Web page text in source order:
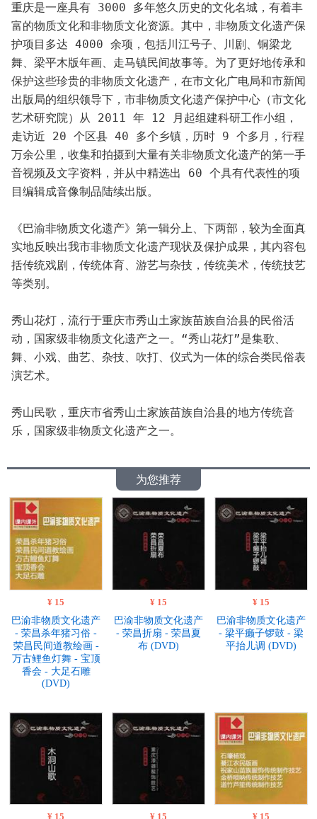
重庆是一座具有 3000 多年悠久历史的文化名城，有着丰
富的物质文化和非物质文化资源。其中，非物质文化遗产保
护项目多达 4000 余项，包括川江号子、川剧、铜梁龙
舞、梁平木版年画、走马镇民间故事等。为了更好地传承和
保护这些珍贵的非物质文化遗产，在市文化广电局和市新闻
出版局的组织领导下，市非物质文化遗产保护中心（市文化
艺术研究院）从 2011 年 12 月起组建科研工作小组，
走访近 20 个区县 40 多个乡镇，历时 9 个多月，行程
万余公里，收集和拍摄到大量有关非物质文化遗产的第一手
音视频及文字资料，并从中精选出 60 个具有代表性的项
目编辑成音像制品陆续出版。
《巴渝非物质文化遗产》第一辑分上、下两部，较为全面真
实地反映出我市非物质文化遗产现状及保护成果，其内容包
括传统戏剧，传统体育、游艺与杂技，传统美术，传统技艺
等类别。
秀山花灯，流行于重庆市秀山土家族苗族自治县的民俗活
动，国家级非物质文化遗产之一。“秀山花灯”是集歌、
舞、小戏、曲艺、杂技、吹打、仪式为一体的综合类民俗表
演艺术。
秀山民歌，重庆市省秀山土家族苗族自治县的地方传统音
乐，国家级非物质文化遗产之一。
为您推荐
¥ 15
巴渝非物质文化遗产
- 荣昌杀年猪习俗 -
荣昌民间道教绘画 -
万古鲤鱼灯舞 - 宝顶
香会 - 大足石雕
(DVD)
¥ 15
巴渝非物质文化遗产
- 荣昌折扇 - 荣昌夏
布 (DVD)
¥ 15
巴渝非物质文化遗产
- 梁平癞子锣鼓 - 梁
平抬儿调 (DVD)
¥ 15 ¥ 15 ¥ 15